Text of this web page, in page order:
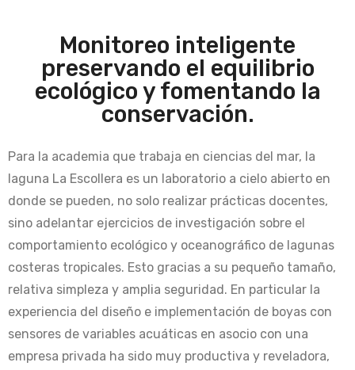
Monitoreo inteligente
preservando el equilibrio
ecológico y fomentando la
conservación.
Para la academia que trabaja en ciencias del mar, la
laguna La Escollera es un laboratorio a cielo abierto en
donde se pueden, no solo realizar prácticas docentes,
sino adelantar ejercicios de investigación sobre el
comportamiento ecológico y oceanográfico de lagunas
costeras tropicales. Esto gracias a su pequeño tamaño,
relativa simpleza y amplia seguridad. En particular la
experiencia del diseño e implementación de boyas con
sensores de variables acuáticas en asocio con una
empresa privada ha sido muy productiva y reveladora,